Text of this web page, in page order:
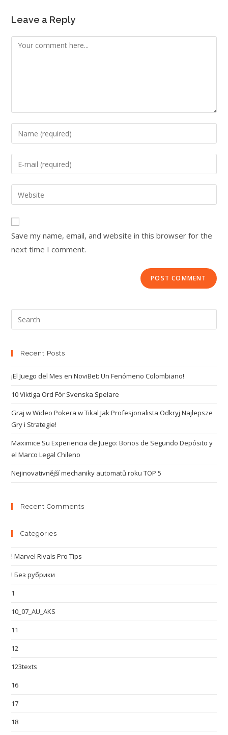
Leave a Reply
Save my name, email, and website in this browser for the
next time I comment.
Recent Posts
¡El Juego del Mes en NoviBet: Un Fenómeno Colombiano!
10 Viktiga Ord För Svenska Spelare
Graj w Wideo Pokera w Tikal Jak Profesjonalista Odkryj Najlepsze
Gry i Strategie!
Maximice Su Experiencia de Juego: Bonos de Segundo Depósito y
el Marco Legal Chileno
Nejinovativnější mechaniky automatů roku TOP 5
Recent Comments
Categories
! Marvel Rivals Pro Tips
! Без рубрики
1
10_07_AU_AKS
11
12
123texts
16
17
18